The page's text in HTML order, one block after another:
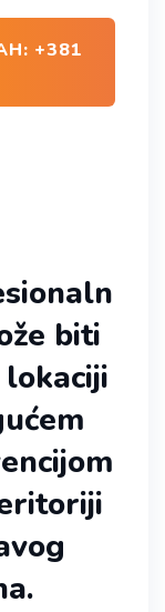
+381
biti